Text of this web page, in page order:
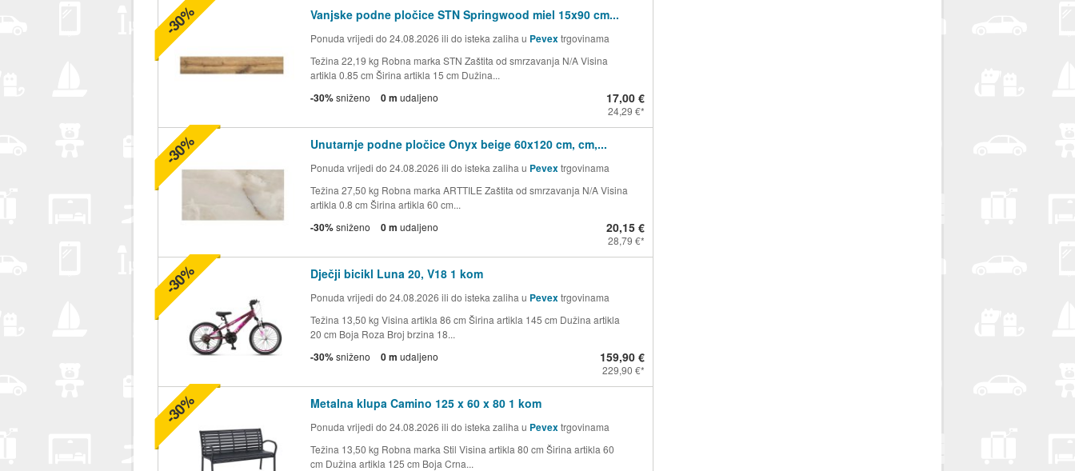
Vanjske podne pločice STN Springwood miel 15x90 cm...
Ponuda vrijedi do 24.08.2026 ili do isteka zaliha u Pevextrgovinama
Težina 22,19 kg Robna marka STN Zaštita od smrzavanja N/A Visina
artikla 0.85 cm Širina artikla 15 cm Dužina...
-30%sniženo 0 m udaljeno 17,00 €
24,29 €
-30%
Unutarnje podne pločice Onyx beige 60x120 cm, cm,...
Ponuda vrijedi do 24.08.2026 ili do isteka zaliha u Pevextrgovinama
Težina 27,50 kg Robna marka ARTTILE Zaštita od smrzavanja N/A Visina
artikla 0.8 cm Širina artikla 60 cm...
-30%sniženo 0 m udaljeno 20,15 €
28,79 €
-30%
Dječji bicikl Luna 20, V18 1 kom
Ponuda vrijedi do 24.08.2026 ili do isteka zaliha u Pevextrgovinama
Težina 13,50 kg Visina artikla 86 cm Širina artikla 145 cm Dužina artikla
20 cm Boja Roza Broj brzina 18...
-30%sniženo 0 m udaljeno 159,90 €
229,90 €
-30%
Metalna klupa Camino 125 x 60 x 80 1 kom
Ponuda vrijedi do 24.08.2026 ili do isteka zaliha u Pevextrgovinama
Težina 13,50 kg Robna marka Stil Visina artikla 80 cm Širina artikla 60
cm Dužina artikla 125 cm Boja Crna...
-30%